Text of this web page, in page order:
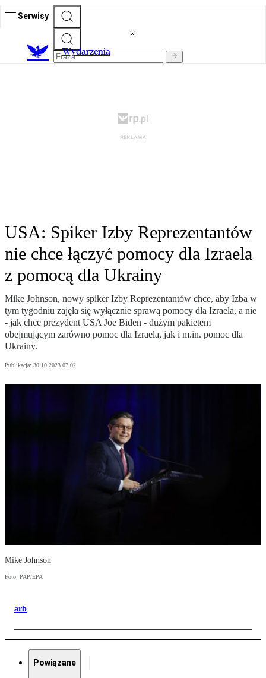
Serwisy
Wydarzenia
USA: Spiker Izby Reprezentantów
nie chce łączyć pomocy dla Izraela
z pomocą dla Ukrainy
Mike Johnson, nowy spiker Izby Reprezentantów chce, aby Izba w
tym tygodniu zajęła się wyłącznie sprawą pomocy dla Izraela, a nie
- jak chce prezydent USA Joe Biden - dużym pakietem
obejmującym zarówno pomoc dla Izraela, jak i m.in. pomoc dla
Ukrainy.
Publikacja: 30.10.2023 07:02
Mike Johnson
Foto: PAP/EPA
arb
Powiązane